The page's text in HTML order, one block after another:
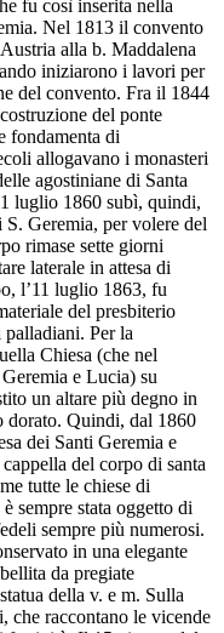
fu così inserita nella
Nel 1813 il convento
alla b. Maddalena
iniziarono i lavori per
del convento. Fra il 1844
del ponte
fondamenta di
allogavano i monasteri
agostiniane di Santa
luglio 1860 subì, quindi,
Geremia, per volere del
rimase sette giorni
laterale in attesa di
l’11 luglio 1863, fu
del presbiterio
Per la
Chiesa (che nel
e Lucia) su
un altare più degno in
dorato. Quindi, dal 1860
dei Santi Geremia e
del corpo di santa
tutte le chiese di
sempre stata oggetto di
sempre più numerosi.
in una elegante
da pregiate
della v. e m. Sulla
che raccontano le vicende